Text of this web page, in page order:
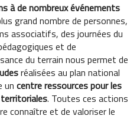
à de nombreux événements
grand nombre de personnes,
associatifs, des journées du
et de
du terrain nous permet de
réalisées au plan national
un centre ressources pour les
. Toutes ces actions
connaître et de valoriser le